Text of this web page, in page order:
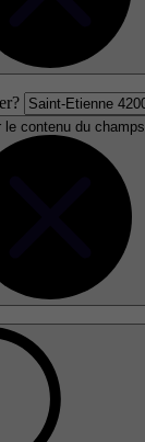
le contenu du champs